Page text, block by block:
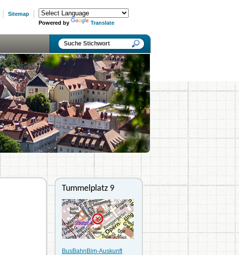
Sitemap
Powered by
Translate
Tummelplatz 9
BusBahnBim-Auskunft